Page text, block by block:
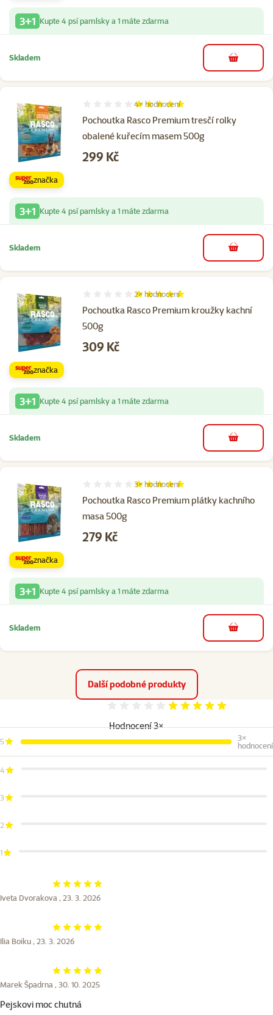
3+1 Kupte 4 psí pamlsky a 1 máte zdarma
Skladem do košíku
Pochoutka Rasco Premium tresčí rolky
obalené kuřecím masem 500g
Hodnocení 100%, počet hodnocení: 4
4× hodnocení
Cena
299 Kč
značka
3+1 Kupte 4 psí pamlsky a 1 máte zdarma
Skladem do košíku
Pochoutka Rasco Premium kroužky kachní
500g
Hodnocení 100%, počet hodnocení: 2
2× hodnocení
Cena
309 Kč
značka
3+1 Kupte 4 psí pamlsky a 1 máte zdarma
Skladem do košíku
Pochoutka Rasco Premium plátky kachního
masa 500g
Hodnocení 100%, počet hodnocení: 3
3× hodnocení
Cena
279 Kč
značka
3+1 Kupte 4 psí pamlsky a 1 máte zdarma
Skladem do košíku
Další podobné produkty
Hodnocení 3×
Hodnocení 100%
5
3×
hodnocení
4
3
2
1
Hodnocení 100%
Iveta Dvorakova , 23. 3. 2026
Hodnocení 100%
Ilia Boiku , 23. 3. 2026
Hodnocení 100%
Marek Špadrna , 30. 10. 2025
Pejskovi moc chutná